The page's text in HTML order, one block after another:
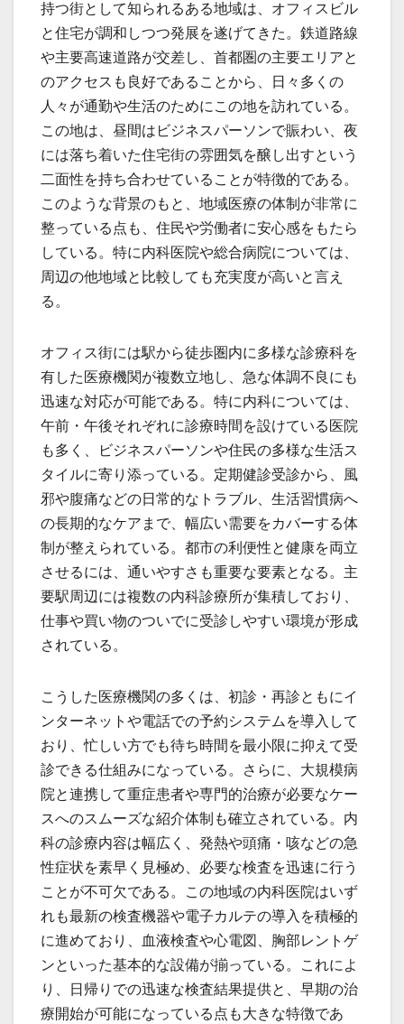
持つ街として知られるある地域は、オフィスビル
と住宅が調和しつつ発展を遂げてきた。 鉄道路線
や主要高速道路が交差し、首都圏の主要エリアと
のアクセスも良好であることから、日々多くの
人々が通勤や生活のためにこの地を訪れている。
この地は、昼間はビジネスパーソンで賑わい、夜
には落ち着いた住宅街の雰囲気を醸し出すという
二面性を持ち合わせていることが特徴的である。
このような背景のもと、地域医療の体制が非常に
整っている点も、住民や労働者に安心感をもたら
している。特に内科医院や総合病院については、
周辺の他地域と比較しても充実度が高いと言え
る。
オフィス街には駅から徒歩圏内に多様な診療科を
有した医療機関が複数立地し、急な体調不良にも
迅速な対応が可能である。特に内科については、
午前・午後それぞれに診療時間を設けている医院
も多く、ビジネスパーソンや住民の多様な生活ス
タイルに寄り添っている。定期健診受診から、風
邪や腹痛などの日常的なトラブル、生活習慣病へ
の長期的なケアまで、幅広い需要をカバーする体
制が整えられている。都市の利便性と健康を両立
させるには、通いやすさも重要な要素となる。主
要駅周辺には複数の内科診療所が集積しており、
仕事や買い物のついでに受診しやすい環境が形成
されている。
こうした医療機関の多くは、初診・再診ともにイ
ンターネットや電話での予約システムを導入して
おり、忙しい方でも待ち時間を最小限に抑えて受
診できる仕組みになっている。さらに、大規模病
院と連携して重症患者や専門的治療が必要なケー
スへのスムーズな紹介体制も確立されている。内
科の診療内容は幅広く、発熱や頭痛・咳などの急
性症状を素早く見極め、必要な検査を迅速に行う
ことが不可欠である。この地域の内科医院はいず
れも最新の検査機器や電子カルテの導入を積極的
に進めており、血液検査や心電図、胸部レントゲ
ンといった基本的な設備が揃っている。これによ
り、日帰りでの迅速な検査結果提供と、早期の治
療開始が可能になっている点も大きな特徴であ